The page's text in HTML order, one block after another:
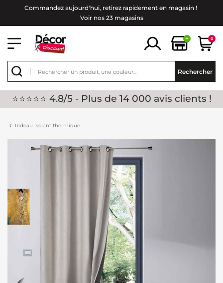
Commandez aujourd'hui, retirez rapidement en magasin !
Voir nos 23 magasins
+ 0
Rechercher
⭐⭐⭐⭐⭐ 4.8/5 - Plus de 14 000 avis clients !
Rideau isolant thermique